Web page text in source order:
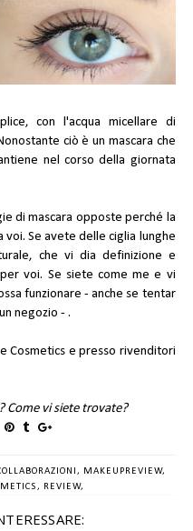
con l'acqua micellare di
ciò è un mascara che
nel corso della giornata
di mascara opposte perché la
voi. Se avete delle ciglia lunghe
che vi dia definizione e
voi. Se siete come me e vi
funzionare - anche se tentar
negozio - .
Cosmetics e presso rivenditori
Come vi siete trovate?
MAKEUPREVIEW,
REVIEW,